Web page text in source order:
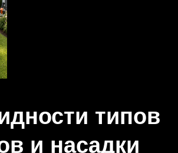
типов
и насадки